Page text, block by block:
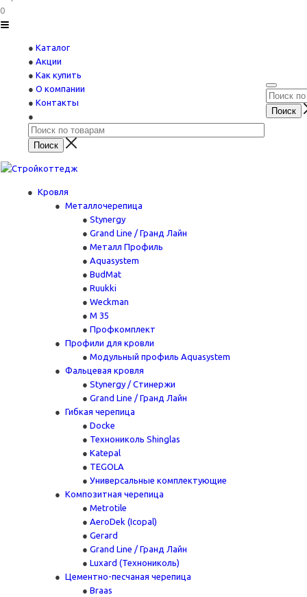
0
Каталог
Акции
Как купить
О компании
Контакты
Кровля
Металлочерепица
Stynergy
Grand Line / Гранд Лайн
Металл Профиль
Aquasystem
BudMat
Ruukki
Weckman
М 35
Профкомплект
Профили для кровли
Модульный профиль Aquasystem
Фальцевая кровля
Stynergy / Стинержи
Grand Line / Гранд Лайн
Гибкая черепица
Docke
Технониколь Shinglas
Katepal
TEGOLA
Универсальные комплектующие
Композитная черепица
Metrotile
AeroDek (Icopal)
Gerard
Grand Line / Гранд Лайн
Luxard (Технониколь)
Цементно-песчаная черепица
Braas